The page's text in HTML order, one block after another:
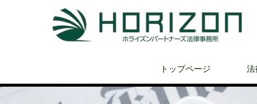
トップページ 法